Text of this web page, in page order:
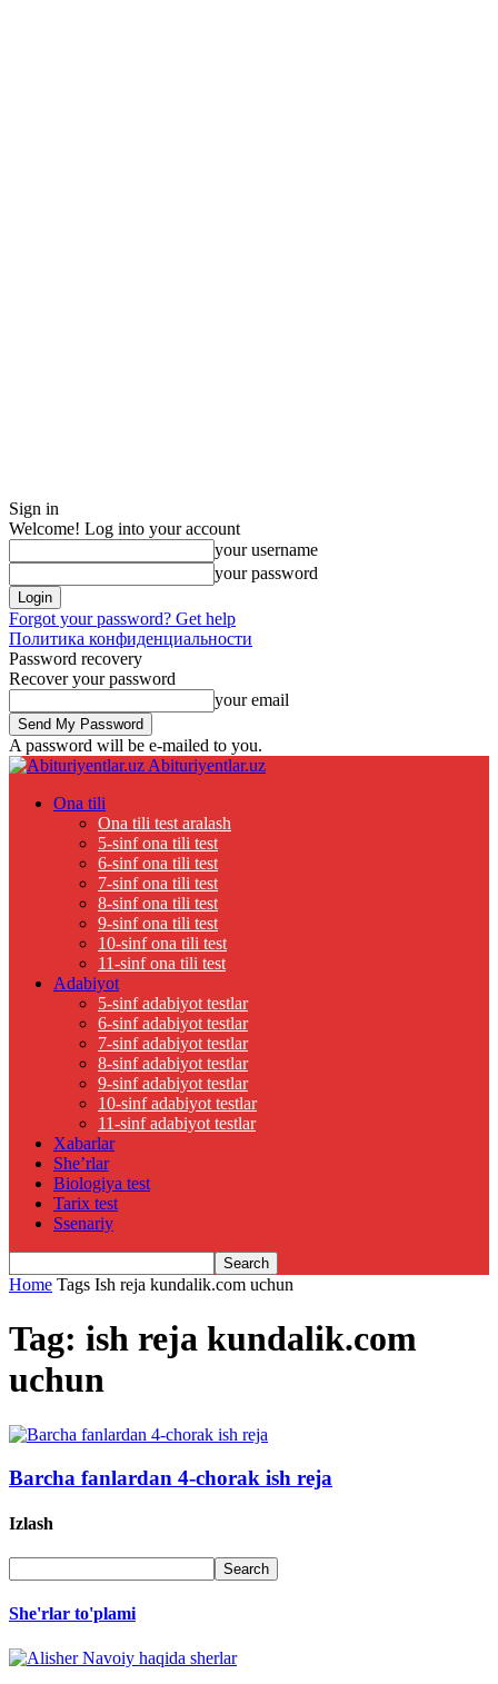
Sign in
Welcome! Log into your account
your username
your password
Forgot your password? Get help
Политика конфиденциальности
Password recovery
Recover your password
your email
A password will be e-mailed to you.
Abituriyentlar.uz
Ona tili
Ona tili test aralash
5-sinf ona tili test
6-sinf ona tili test
7-sinf ona tili test
8-sinf ona tili test
9-sinf ona tili test
10-sinf ona tili test
11-sinf ona tili test
Adabiyot
5-sinf adabiyot testlar
6-sinf adabiyot testlar
7-sinf adabiyot testlar
8-sinf adabiyot testlar
9-sinf adabiyot testlar
10-sinf adabiyot testlar
11-sinf adabiyot testlar
Xabarlar
She’rlar
Biologiya test
Tarix test
Ssenariy
Home Tags Ish reja kundalik.com uchun
Tag: ish reja kundalik.com
uchun
Barcha fanlardan 4-chorak ish reja
Izlash
She'rlar to'plami